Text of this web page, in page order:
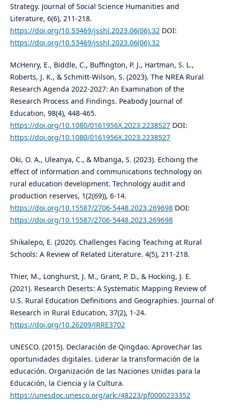
Strategy. Journal of Social Science Humanities and
Literature, 6(6), 211-218.
https://doi.org/10.53469/jsshl.2023.06(06).32DOI:
https://doi.org/10.53469/jsshl.2023.06(06).32
McHenry, E., Biddle, C., Buffington, P. J., Hartman, S. L.,
Roberts, J. K., & Schmitt-Wilson, S. (2023). The NREA Rural
Research Agenda 2022-2027: An Examination of the
Research Process and Findings. Peabody Journal of
Education, 98(4), 448-465.
https://doi.org/10.1080/0161956X.2023.2238527DOI:
https://doi.org/10.1080/0161956X.2023.2238527
Oki, O. A., Uleanya, C., & Mbanga, S. (2023). Echoing the
effect of information and communications technology on
rural education development. Technology audit and
production reserves, 1(2(69)), 6-14.
https://doi.org/10.15587/2706-5448.2023.269698DOI:
https://doi.org/10.15587/2706-5448.2023.269698
Shikalepo, E. (2020). Challenges Facing Teaching at Rural
Schools: A Review of Related Literature. 4(5), 211-218.
Thier, M., Longhurst, J. M., Grant, P. D., & Hocking, J. E.
(2021). Research Deserts: A Systematic Mapping Review of
U.S. Rural Education Definitions and Geographies. Journal of
Research in Rural Education, 37(2), 1-24.
https://doi.org/10.26209/JRRE3702
UNESCO. (2015). Declaración de Qingdao. Aprovechar las
oportunidades digitales. Liderar la transformación de la
educación. Organización de las Naciones Unidas para la
Educación, la Ciencia y la Cultura.
https://unesdoc.unesco.org/ark:/48223/pf0000233352